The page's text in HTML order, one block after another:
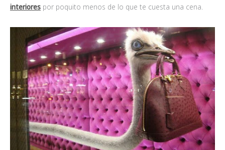
interiores por poquito menos de lo que te cuesta una cena.